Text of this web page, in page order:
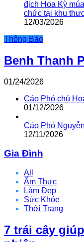
địch Hoa Kỳ
chức tại khu
12/03/2026
Thông Báo
Benh Thanh
01/24/2026
Cáo Phó chú
01/12/2026
Cáo Phó
12/11/2026
Gia Đình
All
Ẩm Thực
Làm Đẹp
Sức Khỏe
Thời Trang
7 trái cây